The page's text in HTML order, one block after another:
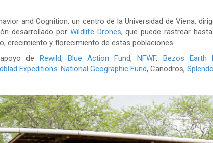
and Cognition, un centro de la Universidad de Viena,
desarrollado porWildlife Drones, que puede rastrear
crecimiento y florecimiento de estas poblaciones.
de Rewild, Blue Action Fund,NFWF, Bezos Earth
Expeditions-National Geographic Fund, Canodros,